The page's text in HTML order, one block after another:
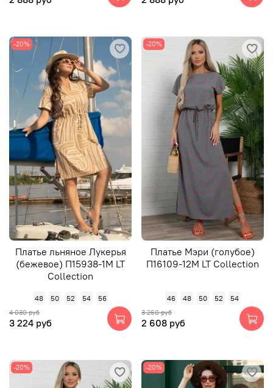
-20%
Платье льняное Лукерья
(бежевое) П15938-1М LT
Collection
48 50 52 54 56
4 030 руб
3 224 руб
-20%
Платье Мэри (голубое)
П16109-12М LT Collection
46 48 50 52 54
3 260 руб
2 608 руб
-20% -20%